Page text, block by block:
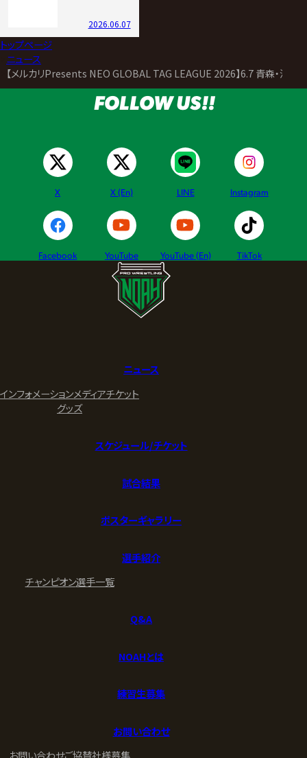
2026.06.07
トップページ
ニュース
【メルカリPresents NEO GLOBAL TAG LEAGUE 2026】6.7 青森・河西
FOLLOW US!!
X X (En) LINE Instagram
Facebook YouTube YouTube (En) TikTok
ニュース
インフォメーションメディアチケット
グッズ
スケジュール/チケット
試合結果
ポスターギャラリー
選手紹介
チャンピオン選手一覧
Q&A
NOAHとは
練習生募集
お問い合わせ
お問い合わせご協賛社様募集